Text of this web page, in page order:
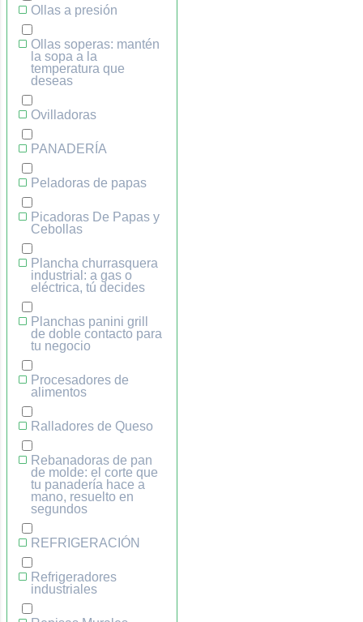
Ollas a presión
Ollas soperas: mantén
la sopa a la
temperatura que
deseas
Ovilladoras
PANADERÍA
Peladoras de papas
Picadoras De Papas y
Cebollas
Plancha churrasquera
industrial: a gas o
eléctrica, tú decides
Planchas panini grill
de doble contacto para
tu negocio
Procesadores de
alimentos
Ralladores de Queso
Rebanadoras de pan
de molde: el corte que
tu panadería hace a
mano, resuelto en
segundos
REFRIGERACIÓN
Refrigeradores
industriales